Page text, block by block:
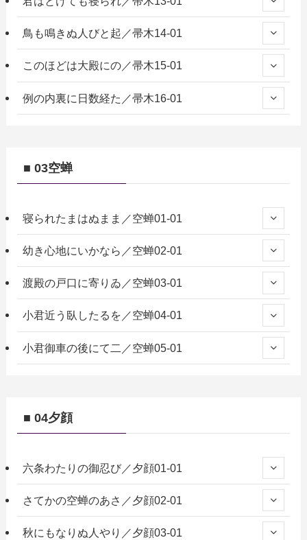
鳥も鳴きぬ人びと起／帚木14-01
このほどは大殿にの／帚木15-01
例の内裏に日数経た／帚木16-01
■ 03空蝉
寝られたまはぬまま／空蝉01-01
幼き心地にいかなら／空蝉02-01
渡殿の戸口に寄りゐ／空蝉03-01
小君近う臥したるを／空蝉04-01
小君御車の後にて二／空蝉05-01
■ 04夕顔
六条わたりの御忍び／夕顔01-01
さてかの空蝉のあさ／夕顔02-01
秋にもなりぬ人やり／夕顔03-01